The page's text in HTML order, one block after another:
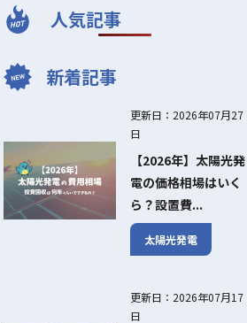
人気記事
新着記事
更新日：2026年07月27
日
【2026年】太陽光発
電の価格相場はいく
ら？設置費...
太陽光発電
更新日：2026年07月17
日